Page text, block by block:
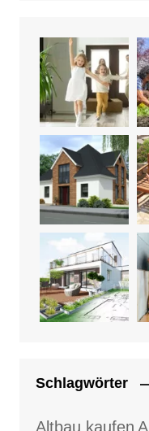
Schlagwörter
Altbau kaufen